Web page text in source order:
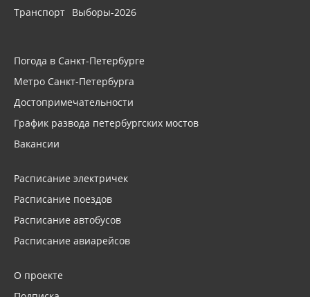
Транспорт Выборы-2026
Погода в Санкт-Петербурге
Метро Санкт-Петербурга
Достопримечательности
График развода петербургских мостов
Вакансии
Расписание электричек
Расписание поездов
Расписание автобусов
Расписание авиарейсов
О проекте